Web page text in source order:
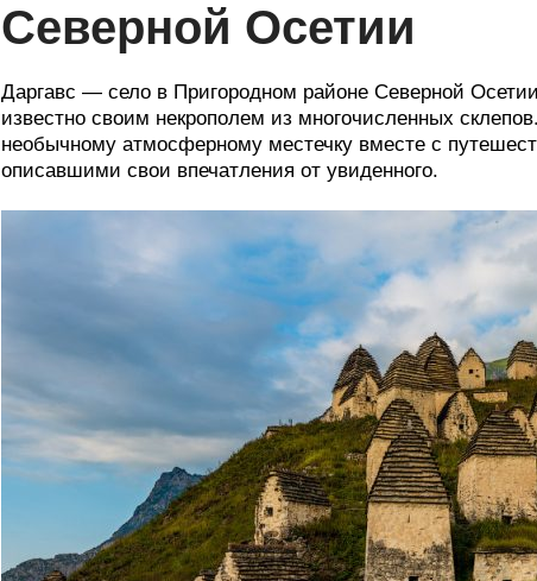
Северной Осетии
Даргавс — село в Пригородном районе Северной
известно своим некрополем из многочисленных
необычному атмосферному местечку вместе с
описавшими свои впечатления от увиденного.